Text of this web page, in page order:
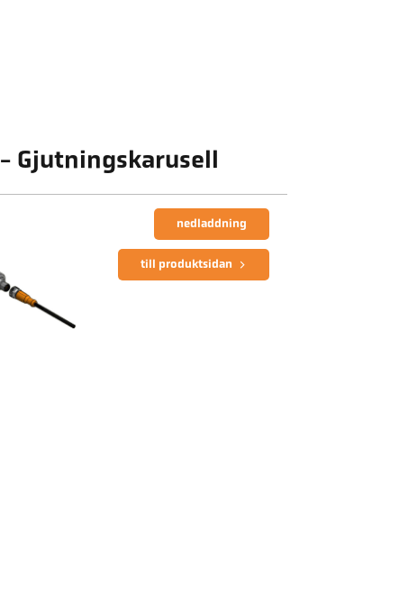
Gjutningskarusell
nedladdning
till produktsidan